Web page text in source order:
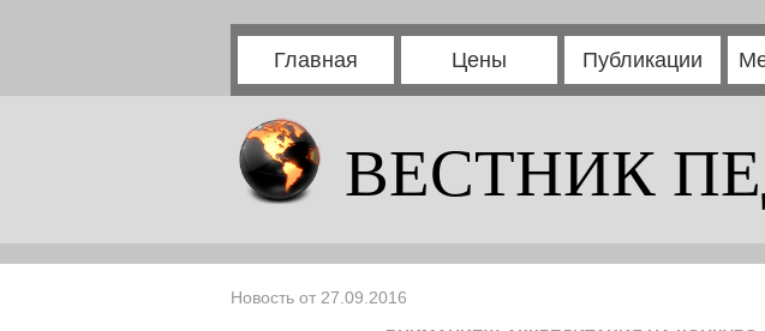
Главная Цены Публикации
ВЕСТНИК
Новость от 27.09.2016